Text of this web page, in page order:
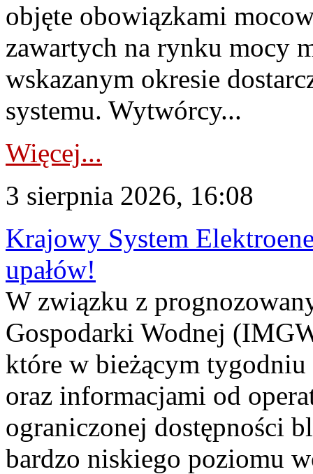
objęte obowiązkami
zawartych na rynku mocy
wskazanym okresie
systemu. Wytwórcy...
Więcej...
3 sierpnia 2026, 16:08
Krajowy System
upałów!
W związku z
Gospodarki Wodnej
które w bieżącym tygodniu
oraz informacjami od
ograniczonej dostępności
bardzo niskiego poziomu